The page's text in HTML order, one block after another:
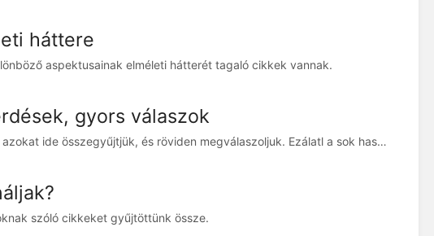
háttere
aspektusainak elméleti hátterét tagaló cikkek vannak.
gyors válaszok
Bármilyen asztrofotós kérdés felmerül, azokat ide összegyűjtjük, és röviden megválaszoljuk. Ezálatl a sok hasznos információ em vész el a közösségi média sülyesztőjében.
szóló cikkeket gyűjtöttünk össze.